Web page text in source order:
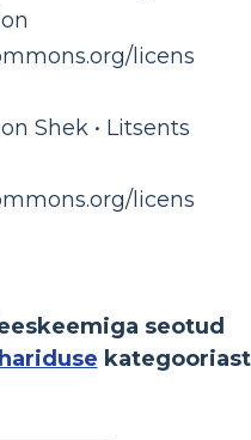
licens
Shek • Litsents
licens
seotud